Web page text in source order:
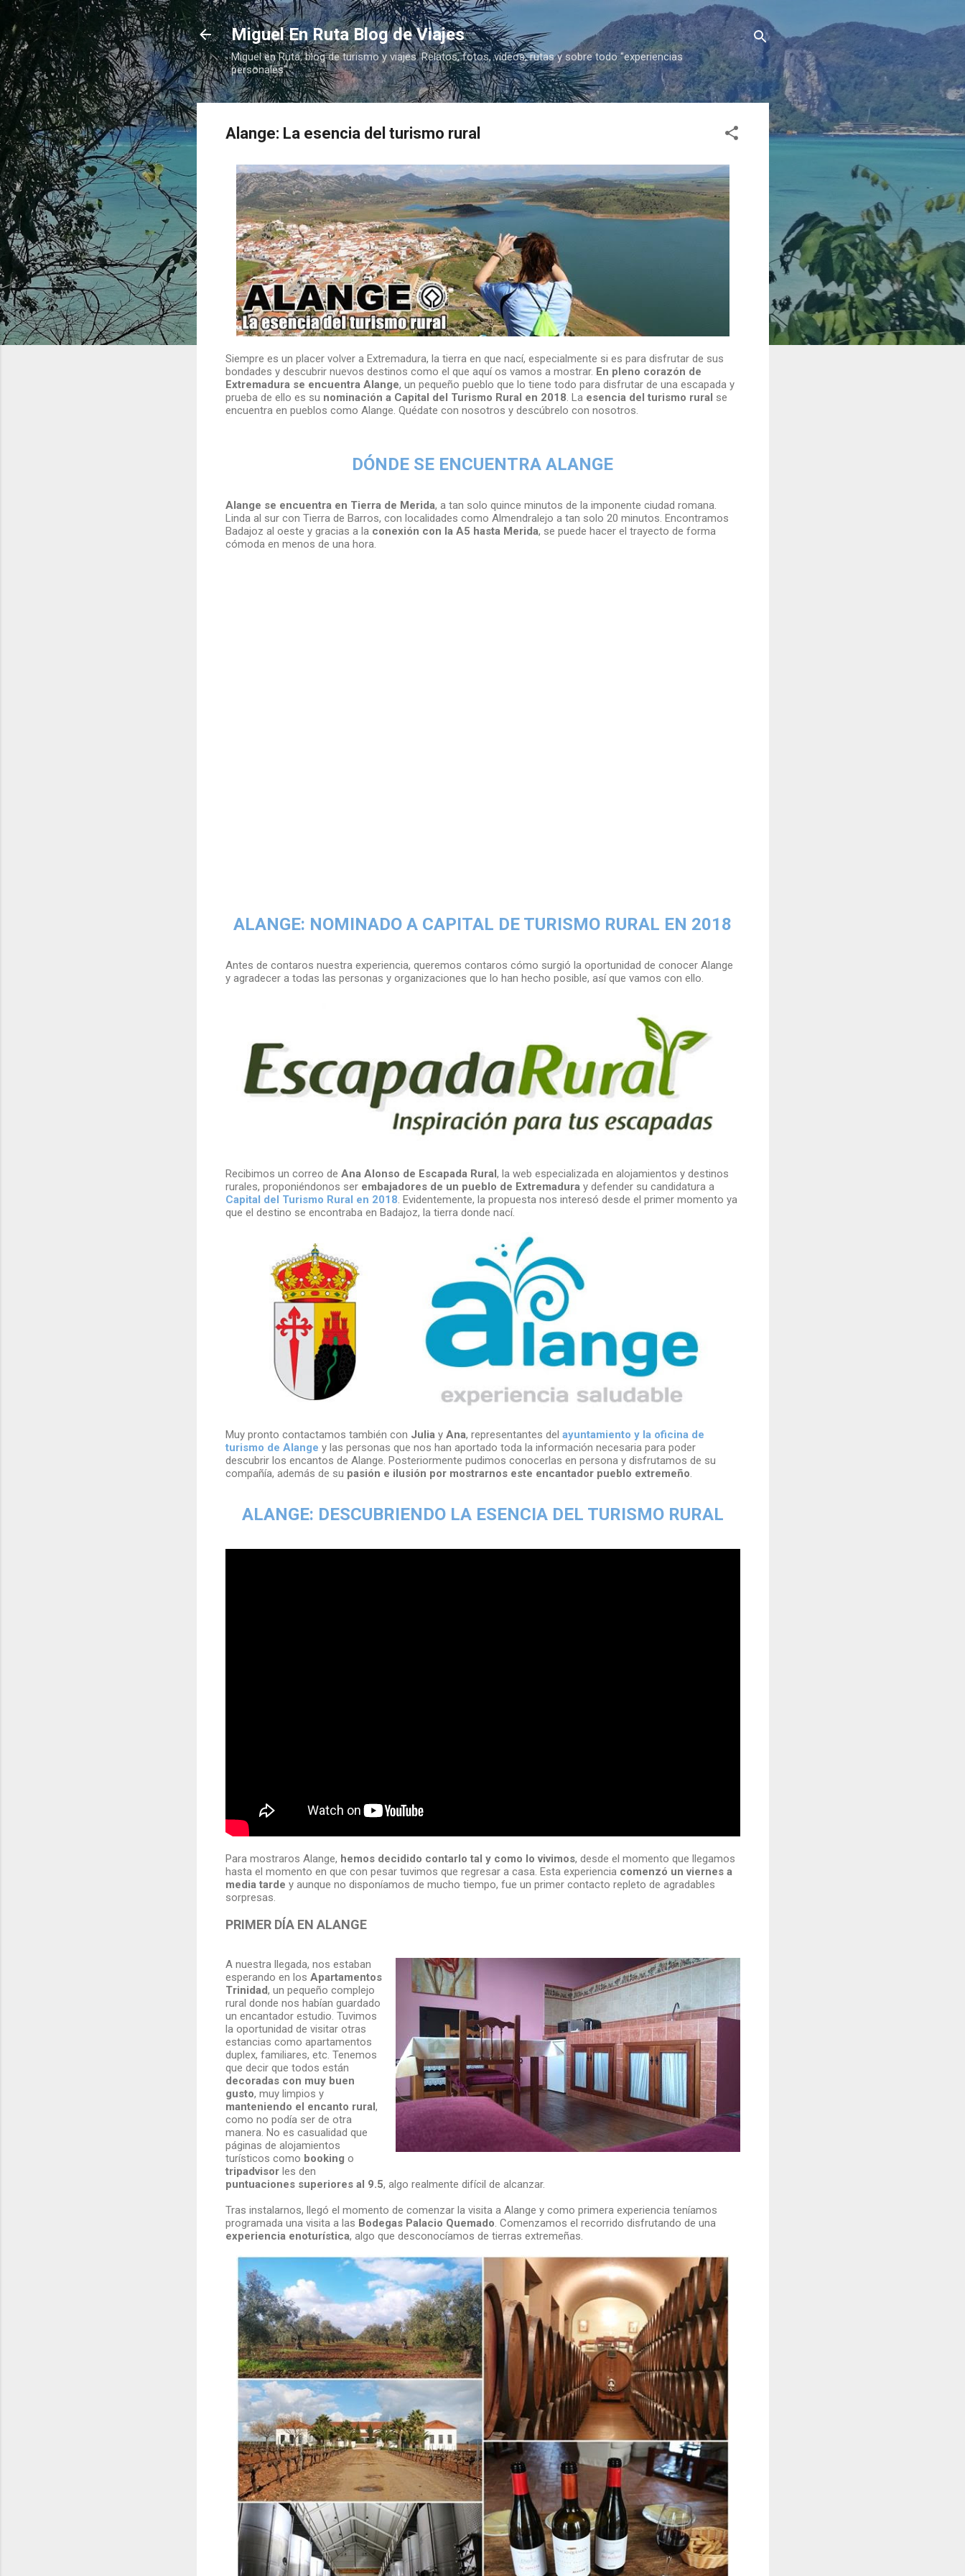
Ir al contenido principal
Miguel En Ruta Blog de Viajes
Miguel en Ruta, blog de turismo y viajes. Relatos, fotos, vídeos, rutas y sobre todo "experiencias
personales"
Alange: La esencia del turismo rural
Siempre es un placer volver a Extremadura, la tierra en que nací, especialmente si es para disfrutar de sus
bondades y descubrir nuevos destinos como el que aquí os vamos a mostrar. En pleno corazón de
Extremadura se encuentra Alange, un pequeño pueblo que lo tiene todo para disfrutar de una escapada y
prueba de ello es su nominación a Capital del Turismo Rural en 2018. La esencia del turismo rural se
encuentra en pueblos como Alange. Quédate con nosotros y descúbrelo con nosotros.
DÓNDE SE ENCUENTRA ALANGE
Alange se encuentra en Tierra de Merida, a tan solo quince minutos de la imponente ciudad romana.
Linda al sur con Tierra de Barros, con localidades como Almendralejo a tan solo 20 minutos. Encontramos
Badajoz al oeste y gracias a la conexión con la A5 hasta Merida, se puede hacer el trayecto de forma
cómoda en menos de una hora.
ALANGE: NOMINADO A CAPITAL DE TURISMO RURAL EN 2018
Antes de contaros nuestra experiencia, queremos contaros cómo surgió la oportunidad de conocer Alange
y agradecer a todas las personas y organizaciones que lo han hecho posible, así que vamos con ello.
Recibimos un correo de Ana Alonso de Escapada Rural, la web especializada en alojamientos y destinos
rurales, proponiéndonos ser embajadores de un pueblo de Extremaduray defender su candidatura a
Capital del Turismo Rural en 2018. Evidentemente, la propuesta nos interesó desde el primer momento ya
que el destino se encontraba en Badajoz, la tierra donde nací.
Muy pronto contactamos también con Juliay Ana, representantes del ayuntamiento y la oficina de
turismo de Alange y las personas que nos han aportado toda la información necesaria para poder
descubrir los encantos de Alange. Posteriormente pudimos conocerlas en persona y disfrutamos de su
compañía, además de su pasión e ilusión por mostrarnos este encantador pueblo extremeño.
ALANGE: DESCUBRIENDO LA ESENCIA DEL TURISMO RURAL
Para mostraros Alange, hemos decidido contarlo tal y como lo vivimos, desde el momento que llegamos
hasta el momento en que con pesar tuvimos que regresar a casa. Esta experiencia comenzó un viernes a
media tarde y aunque no disponíamos de mucho tiempo, fue un primer contacto repleto de agradables
sorpresas.
PRIMER DÍA EN ALANGE
A nuestra llegada, nos estaban
esperando en los Apartamentos
Trinidad, un pequeño complejo
rural donde nos habían guardado
un encantador estudio. Tuvimos
la oportunidad de visitar otras
estancias como apartamentos
duplex, familiares, etc. Tenemos
que decir que todos están
decoradas con muy buen
gusto, muy limpios y
manteniendo el encanto rural,
como no podía ser de otra
manera. No es casualidad que
páginas de alojamientos
turísticos como booking o
tripadvisorles den
puntuaciones superiores al 9.5, algo realmente difícil de alcanzar.
Tras instalarnos, llegó el momento de comenzar la visita a Alange y como primera experiencia teníamos
programada una visita a las Bodegas Palacio Quemado. Comenzamos el recorrido disfrutando de una
experiencia enoturística, algo que desconocíamos de tierras extremeñas.